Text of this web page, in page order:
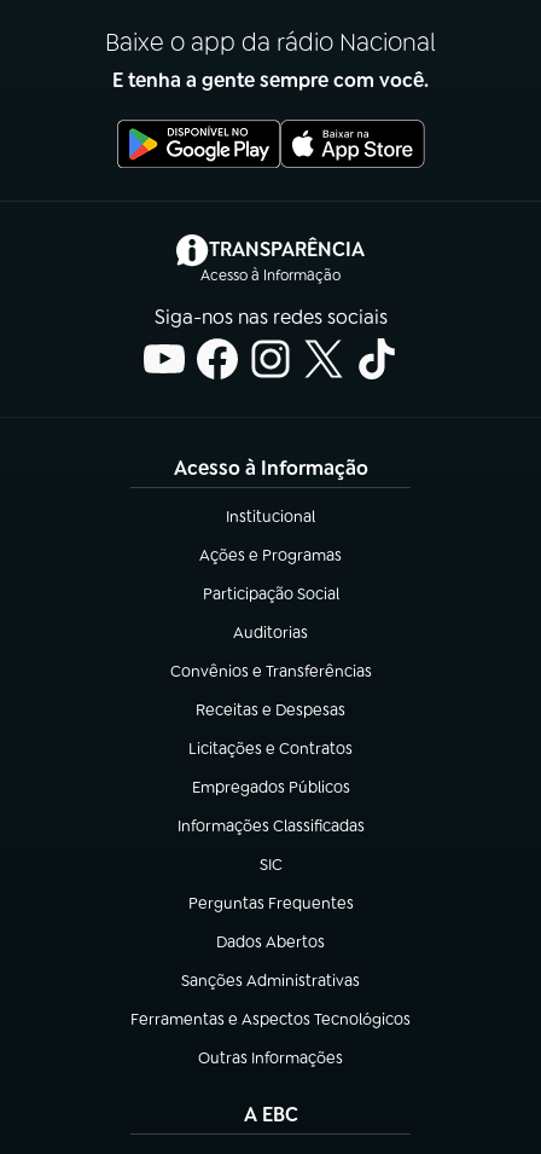
Baixe o app da rádio Nacional
E tenha a gente sempre com você.
TRANSPARÊNCIA
Acesso à Informação
(abre em nova aba)
Siga-nos nas redes sociais
Acesso à Informação
Institucional
(abre em nova aba)
Ações e Programas
(abre em nova aba)
Participação Social
(abre em nova aba)
Auditorias
(abre em nova aba)
Convênios e Transferências
(abre em nova aba)
Receitas e Despesas
(abre em nova aba)
Licitações e Contratos
(abre em nova aba)
Empregados Públicos
(abre em nova aba)
Informações Classificadas
(abre em nova aba)
SIC
(abre em nova aba)
Perguntas Frequentes
(abre em nova aba)
Dados Abertos
(abre em nova aba)
Sanções Administrativas
(abre em nova aba)
Ferramentas e Aspectos Tecnológicos
(abre em nova aba)
Outras Informações
(abre em nova aba)
A EBC